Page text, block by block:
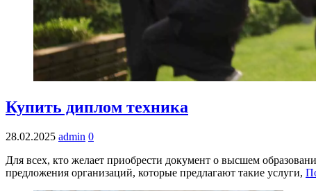
Купить диплом техника
28.02.2025 admin 0
Для всех, кто желает приобрести документ о высшем
предложения организаций, которые предлагают такие услуги,